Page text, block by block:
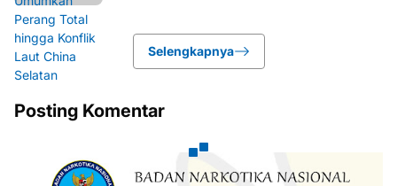
Selengkapnya
Posting Komentar